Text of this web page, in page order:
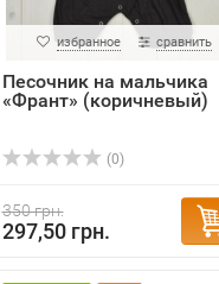
избранное сравнить
Песочник на мальчика
«Франт» (коричневый)
(0)
350 грн.
297,50 грн.